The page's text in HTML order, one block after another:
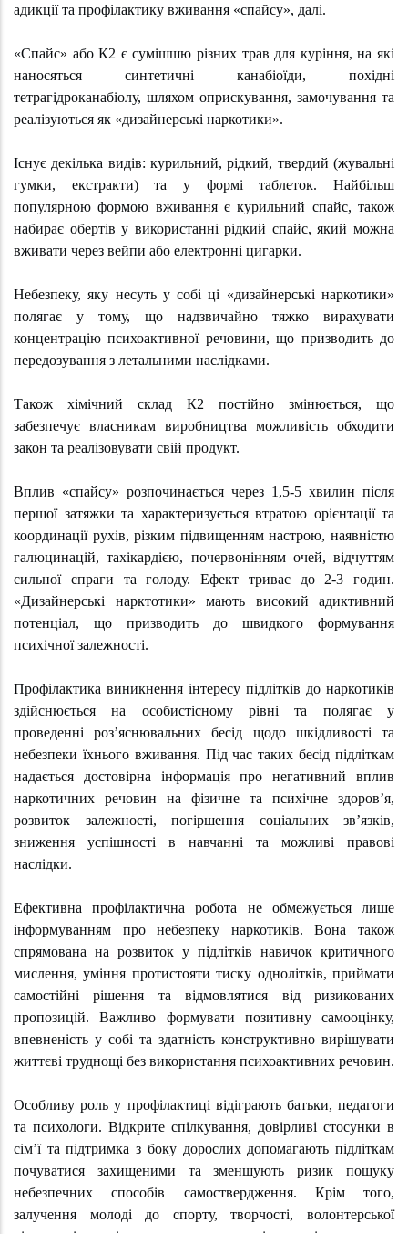
адикції та профілактику вживання «спайсу», далі.
«Спайс» або К2 є сумішшю різних трав для куріння, на які
наносяться синтетичні канабіоїди, похідні
тетрагідроканабіолу, шляхом оприскування, замочування та
реалізуються як «дизайнерські наркотики».
Існує декілька видів: курильний, рідкий, твердий (жувальні
гумки, екстракти) та у формі таблеток. Найбільш
популярною формою вживання є курильний спайс, також
набирає обертів у використанні рідкий спайс, який можна
вживати через вейпи або електронні цигарки.
Небезпеку, яку несуть у собі ці «дизайнерські наркотики»
полягає у тому, що надзвичайно тяжко вирахувати
концентрацію психоактивної речовини, що призводить до
передозування з летальними наслідками.
Також хімічний склад К2 постійно змінюється, що
забезпечує власникам виробництва можливість обходити
закон та реалізовувати свій продукт.
Вплив «спайсу» розпочинається через 1,5-5 хвилин після
першої затяжки та характеризується втратою орієнтації та
координації рухів, різким підвищенням настрою, наявністю
галюцинацій, тахікардією, почервонінням очей, відчуттям
сильної спраги та голоду. Ефект триває до 2-3 годин.
«Дизайнерські нарктотики» мають високий адиктивний
потенціал, що призводить до швидкого формування
психічної залежності.
Профілактика виникнення інтересу підлітків до наркотиків
здійснюється на особистісному рівні та полягає у
проведенні роз’яснювальних бесід щодо шкідливості та
небезпеки їхнього вживання. Під час таких бесід підліткам
надається достовірна інформація про негативний вплив
наркотичних речовин на фізичне та психічне здоров’я,
розвиток залежності, погіршення соціальних зв’язків,
зниження успішності в навчанні та можливі правові
наслідки.
Ефективна профілактична робота не обмежується лише
інформуванням про небезпеку наркотиків. Вона також
спрямована на розвиток у підлітків навичок критичного
мислення, уміння протистояти тиску однолітків, приймати
самостійні рішення та відмовлятися від ризикованих
пропозицій. Важливо формувати позитивну самооцінку,
впевненість у собі та здатність конструктивно вирішувати
життєві труднощі без використання психоактивних речовин.
Особливу роль у профілактиці відіграють батьки, педагоги
та психологи. Відкрите спілкування, довірливі стосунки в
сім’ї та підтримка з боку дорослих допомагають підліткам
почуватися захищеними та зменшують ризик пошуку
небезпечних способів самоствердження. Крім того,
залучення молоді до спорту, творчості, волонтерської